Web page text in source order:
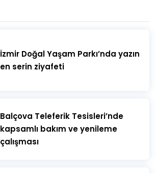
İzmir Doğal Yaşam Parkı’nda yazın
en serin ziyafeti
​Balçova Teleferik Tesisleri’nde
kapsamlı bakım ve yenileme
çalışması